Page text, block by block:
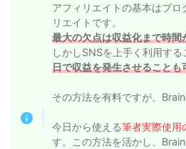
アフィリエイトの基本はブロ
リエイトです。
最大の欠点は収益化まで時間
しかしSNSを上手く利用す
日で収益を発生させることも
その方法を有料ですが、
今日から使える筆者実際使用
す。この方法を活かし、